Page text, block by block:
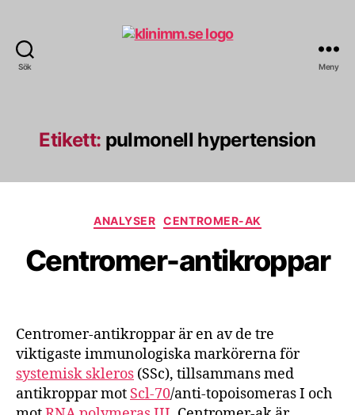
Sök Meny
Etikett: pulmonell hypertension
Kategorier
ANALYSER CENTROMER-AK
Centromer-antikroppar
Centromer-antikroppar är en av de tre
viktigaste immunologiska markörerna för
systemisk skleros (SSc), tillsammans med
antikroppar mot Scl-70/anti-topoisomeras I och